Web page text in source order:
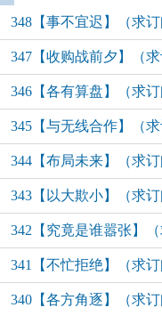
348【事不宜迟】（求订
347【收购战前夕】（求
346【各有算盘】（求订
345【与无线合作】（求
344【布局未来】（求订
343【以大欺小】（求订
342【究竟是谁嚣张】（
341【不忙拒绝】（求订
340【各方角逐】（求订